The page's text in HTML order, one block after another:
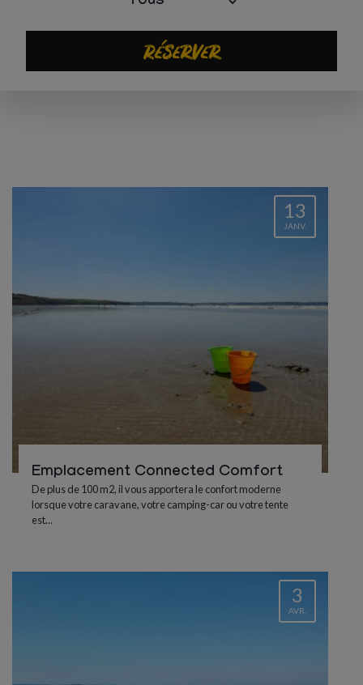
Réserver
13
JANV.
Emplacement Connected Comfort
De plus de 100 m2, il vous apportera le confort moderne
lorsque votre caravane, votre camping-car ou votre tente
est...
3
AVR.